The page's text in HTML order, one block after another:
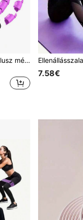
JKSHMYT 47 hüvelykes, plusz méretű súlyozott fitnesz karika, 24 levehető láncszem, nőknek és kezdőknek
7.58€